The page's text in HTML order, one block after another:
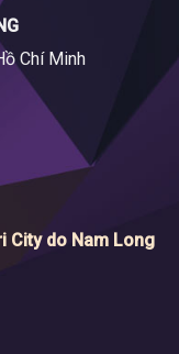
Chí Minh
City do Nam Long